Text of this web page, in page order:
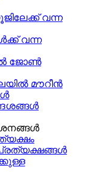
വന്ന
വന്ന
ൽ ജോൺ
മൗറീൻ